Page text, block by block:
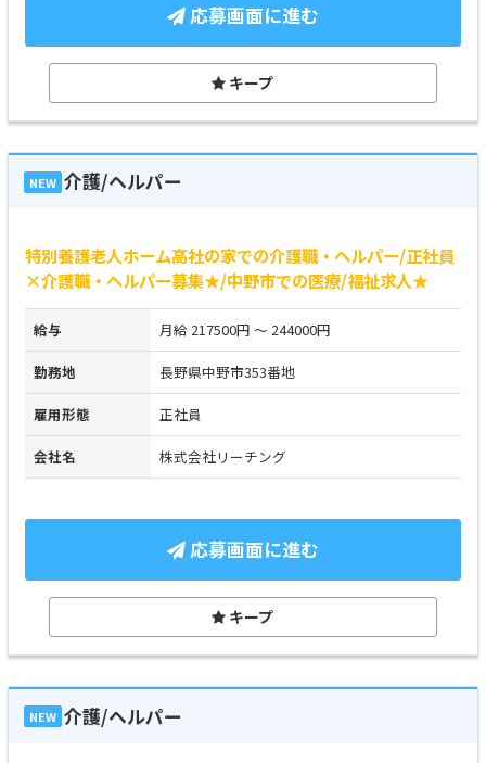
応募画面に進む
キープ
NEW 介護/ヘルパー
特別養護老人ホーム高社の家での介護職・ヘルパー/正社員
×介護職・ヘルパー募集★/中野市での医療/福祉求人★
給与 月給 217500円 ～ 244000円
勤務地 長野県中野市353番地
雇用形態 正社員
会社名 株式会社リーチング
応募画面に進む
キープ
NEW 介護/ヘルパー